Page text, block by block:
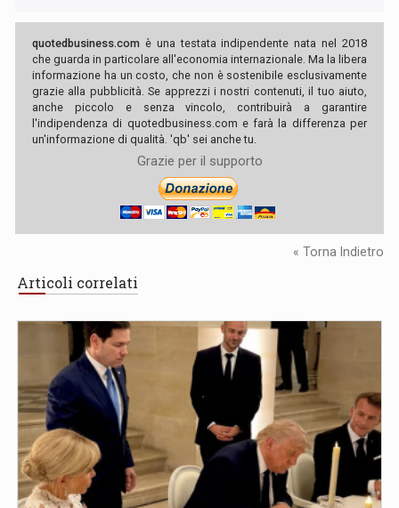
quotedbusiness.com è una testata indipendente nata nel 2018
che guarda in particolare all'economia internazionale. Ma la libera
informazione ha un costo, che non è sostenibile esclusivamente
grazie alla pubblicità. Se apprezzi i nostri contenuti, il tuo aiuto,
anche piccolo e senza vincolo, contribuirà a garantire
l'indipendenza di quotedbusiness.com e farà la differenza per
un'informazione di qualità. 'qb' sei anche tu.
Grazie per il supporto
« Torna Indietro
Articoli correlati